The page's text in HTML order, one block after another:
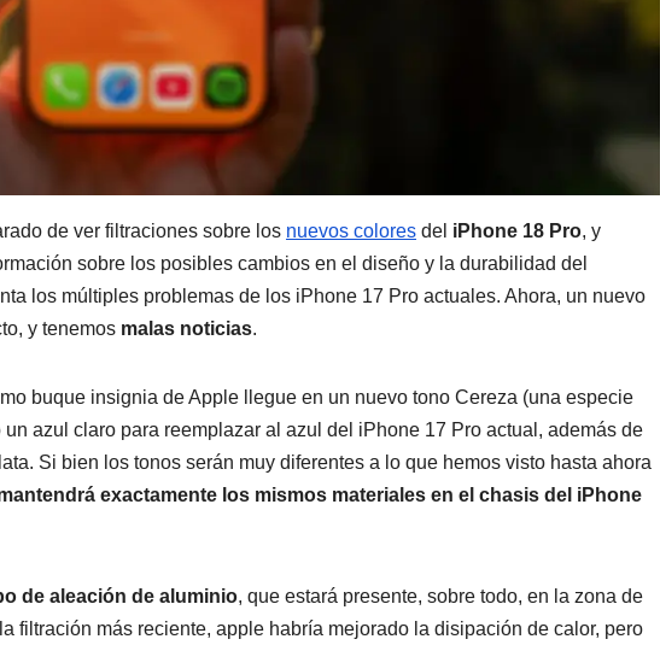
de ver filtraciones sobre los nuevos colores del iPhone 18 Pro, y
sobre los posibles cambios en el diseño y la durabilidad del
los múltiples problemas de los iPhone 17 Pro actuales. Ahora, un nuevo
y tenemos malas noticias.
buque insignia de Apple llegue en un nuevo tono Cereza (una especie
azul claro para reemplazar al azul del iPhone 17 Pro actual, además de
Si bien los tonos serán muy diferentes a lo que hemos visto hasta ahora
exactamente los mismos materiales en el chasis del iPhone
de aleación de aluminio, que estará presente, sobre todo, en la zona de
filtración más reciente, apple habría mejorado la disipación de calor, pero